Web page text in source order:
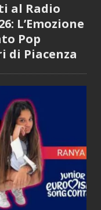
al Radio
L’Emozione
Pop
di Piacenza